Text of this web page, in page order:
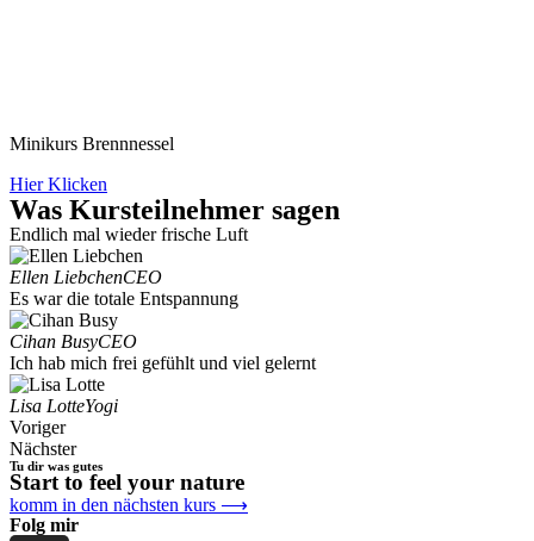
Minikurs Brennnessel
Hier Klicken
Was Kursteilnehmer sagen
Endlich mal wieder frische Luft
Ellen LiebchenCEO
Es war die totale Entspannung
Cihan BusyCEO
Ich hab mich frei gefühlt und viel gelernt
Lisa LotteYogi
Voriger
Nächster
Tu dir was gutes
Start to feel your nature
komm in den nächsten kurs ⟶
Folg mir